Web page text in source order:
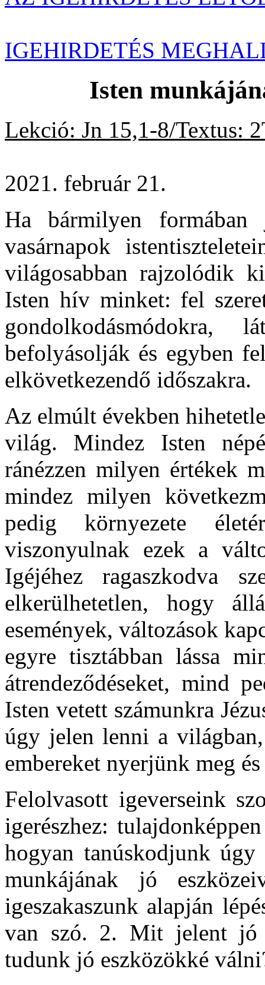
IGEHIRDETÉS
Isten
Lekció: Jn 15,1-8/Textus:
2021. február 21.
Ha bármilyen
vasárnapok
világosabban rajzolódik
Isten hív minket: fel
befolyásolják és egyben
elkövetkezendő időszakra.
Az elmúlt években
világ. Mindez Isten
ránézzen milyen értékek
mindez milyen
pedig környezete
viszonyulnak ezek a
Igéjéhez ragaszkodva
elkerülhetetlen, hogy
események, változások
egyre tisztábban lássa
átrendeződéseket, mind
Isten vetett számunkra
úgy jelen lenni a
embereket nyerjünk meg
Felolvasott igeverseink
igerészhez:
hogyan tanúskodjunk
munkájának jó
igeszakaszunk alapján
van szó. 2. Mit jelent jó
tudunk jó eszközökké